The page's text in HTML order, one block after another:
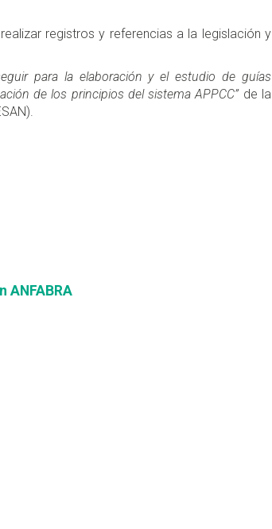
registros y referencias a la legislación y
para la elaboración y el estudio de guías
de los principios del sistema APPCC”de la
ANFABRA